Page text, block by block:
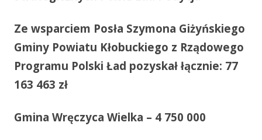
Ze wsparciem Posła Szymona Giżyńskiego
Gminy Powiatu Kłobuckiego z Rządowego
Programu Polski Ład pozyskał łącznie: 77
163 463 zł
Gmina Wręczyca Wielka – 4 750 000